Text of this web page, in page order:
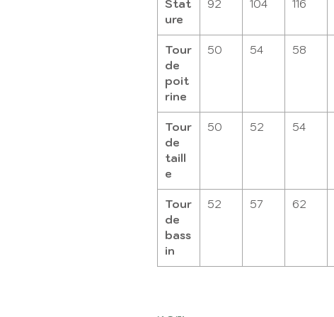
Stat
ure
92 104 116
Tour
de
poit
rine
50 54 58
Tour
de
taill
e
50 52 54
Tour
de
bass
in
52 57 62